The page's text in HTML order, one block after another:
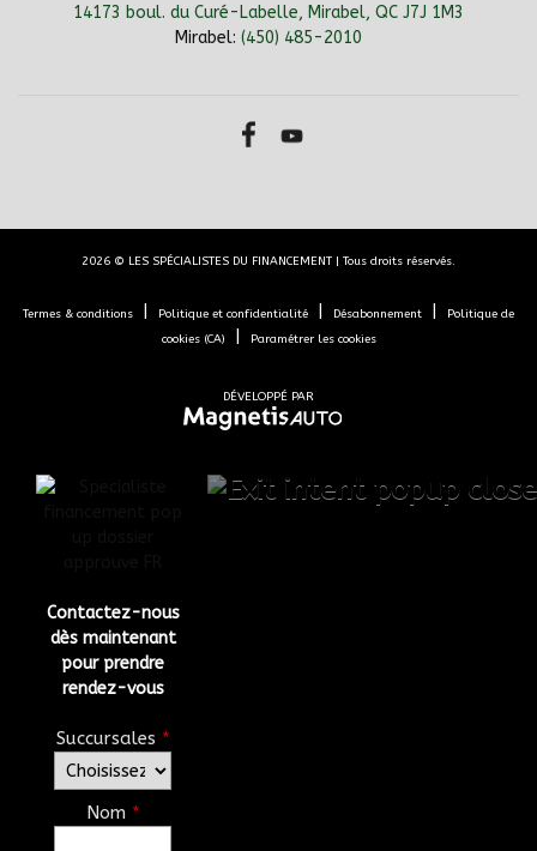
14173 boul. du Curé-Labelle, Mirabel, QC J7J 1M3
Mirabel: (450) 485-2010
2026 © LES SPÉCIALISTES DU FINANCEMENT | Tous droits réservés.
Termes & conditions Politique et confidentialité Désabonnement
Politique de
cookies (CA)
Paramétrer les cookies
DÉVELOPPÉ PAR
Contactez-nous
dès maintenant
pour prendre
rendez-vous
Succursales *
Nom *